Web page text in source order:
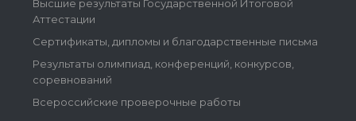
Высшие результаты Государственной Итоговой
Аттестации
Сертификаты, дипломы и благодарственные письма
Результаты олимпиад, конференций, конкурсов,
соревнований
Всероссийские проверочные работы